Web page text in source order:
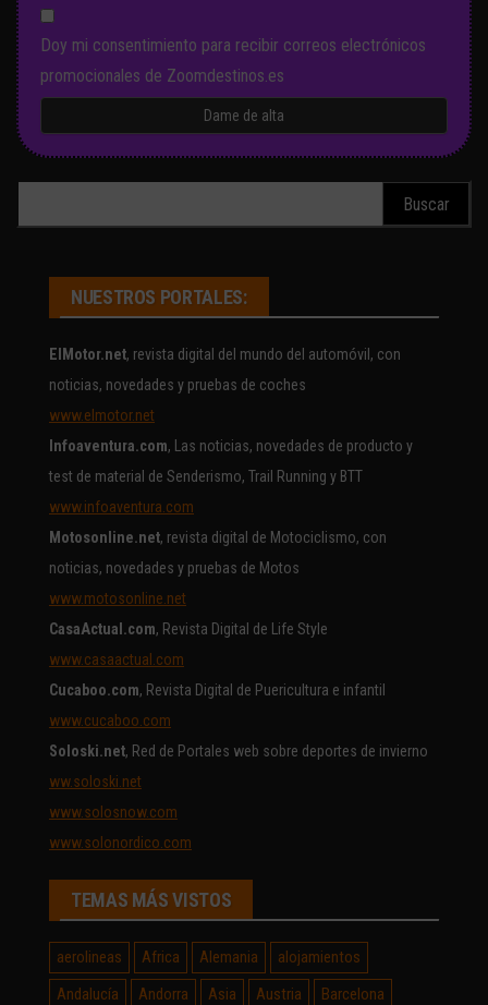
Doy mi consentimiento para recibir correos electrónicos
promocionales de Zoomdestinos.es
NUESTROS PORTALES:
ElMotor.net, revista digital del mundo del automóvil, con
noticias, novedades y pruebas de coches
www.elmotor.net
Infoaventura.com, Las noticias, novedades de producto y
test de material de Senderismo, Trail Running y BTT
www.infoaventura.com
Motosonline.net, revista digital de Motociclismo, con
noticias, novedades y pruebas de Motos
www.motosonline.net
CasaActual.com, Revista Digital de Life Style
www.casaactual.com
Cucaboo.com, Revista Digital de Puericultura e infantil
www.cucaboo.com
Soloski.net, Red de Portales web sobre deportes de invierno
ww.soloski.net
www.solosnow.com
www.solonordico.com
TEMAS MÁS VISTOS
aerolineas Africa Alemania
alojamientos
Andalucía
Andorra Asia Austria
Barcelona